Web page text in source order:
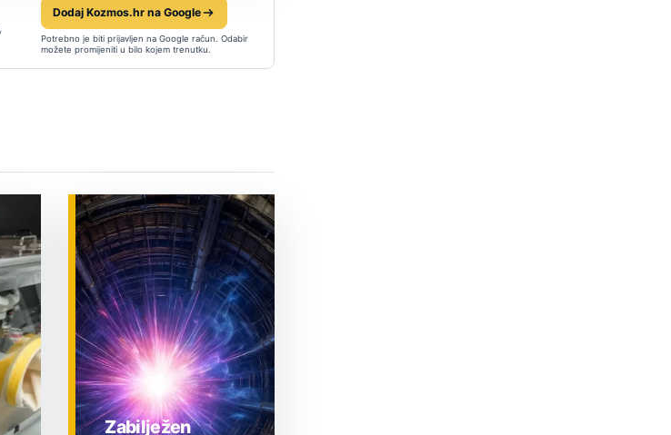
Dodaj Kozmos.hr na Google
Potrebno je biti prijavljen na Google račun. Odabir
možete promijeniti u bilo kojem trenutku.
Zabilježen